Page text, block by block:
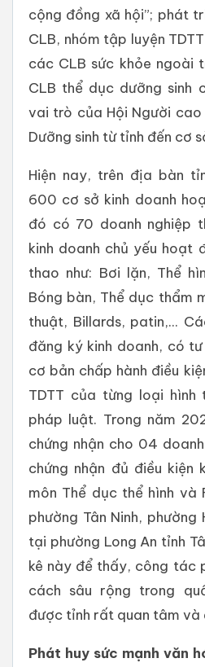
cộng đồng xã hội”; phát
CLB, nhóm tập luyện
các CLB sức khỏe
CLB thể dục dưỡng sinh
vai trò của Hội Người
Dưỡng sinh từ tỉnh đến cơ
Hiện nay, trên địa bàn
600 cơ sở kinh doanh
đó có 70 doanh nghiệp
kinh doanh chủ yếu hoạt
thao như: Bơi lặn, Thể
Bóng bàn, Thể dục thẩm
thuật, Billards, patin,...
đăng ký kinh doanh, có
cơ bản chấp hành điều
TDTT của từng loại hình
pháp luật. Trong năm
chứng nhận cho 04
chứng nhận đủ điều kiện
môn Thể dục thể hình và
phường Tân Ninh, phường
tại phường Long An tỉnh
kê này để thấy, công tác
cách sâu rộng trong
được tỉnh rất quan tâm và
Phát huy sức mạnh văn